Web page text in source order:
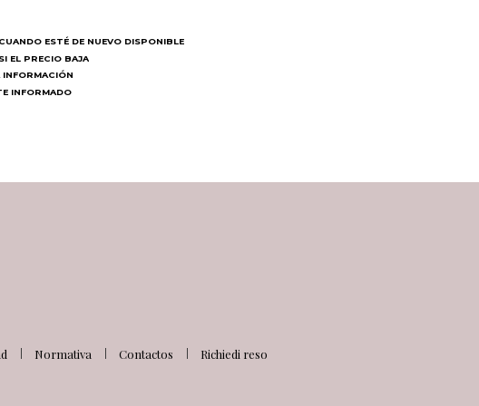
ESTÉ DE NUEVO DISPONIBLE
EL PRECIO BAJA
INFORMACIÓN
INFORMADO
Normativa Contactos Richiedi reso